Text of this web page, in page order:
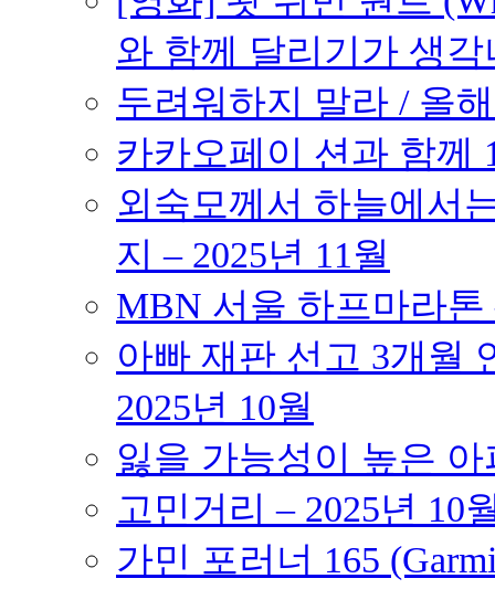
와 함께 달리기가 생각
두려워하지 말라 / 올
카카오페이 션과 함께
외숙모께서 하늘에서
지 – 2025년 11월
MBN 서울 하프마라톤
아빠 재판 선고 3개월
2025년 10월
잃을 가능성이 높은
고민거리 – 2025년 10
가민 포러너 165